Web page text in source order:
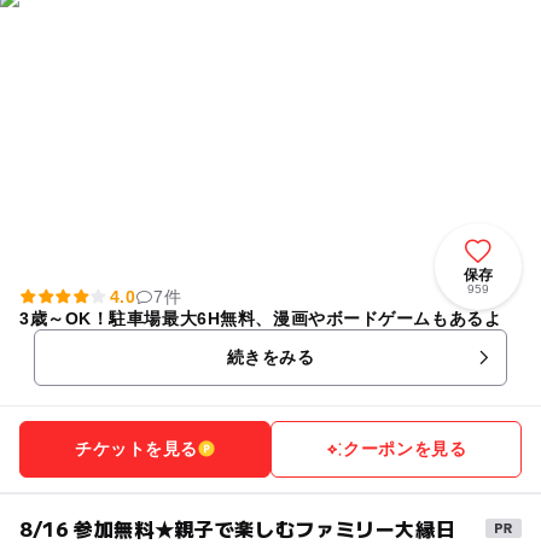
保存
959
4.0
7件
3歳～OK！駐車場最大6H無料、漫画やボードゲームもあるよ
続きをみる
チケットを見る クーポンを見る
8/16 参加無料★親子で楽しむファミリー大縁日